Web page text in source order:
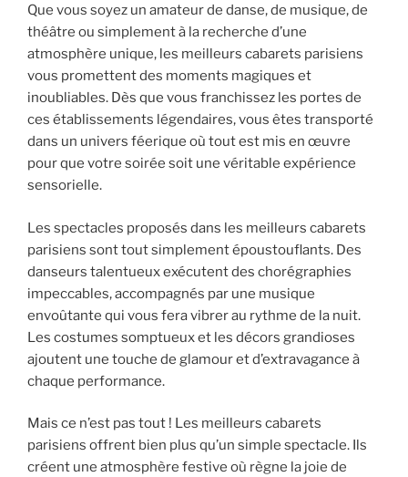
Que vous soyez un amateur de danse, de musique, de
théâtre ou simplement à la recherche d’une
atmosphère unique, les meilleurs cabarets parisiens
vous promettent des moments magiques et
inoubliables. Dès que vous franchissez les portes de
ces établissements légendaires, vous êtes transporté
dans un univers féerique où tout est mis en œuvre
pour que votre soirée soit une véritable expérience
sensorielle.
Les spectacles proposés dans les meilleurs cabarets
parisiens sont tout simplement époustouflants. Des
danseurs talentueux exécutent des chorégraphies
impeccables, accompagnés par une musique
envoûtante qui vous fera vibrer au rythme de la nuit.
Les costumes somptueux et les décors grandioses
ajoutent une touche de glamour et d’extravagance à
chaque performance.
Mais ce n’est pas tout ! Les meilleurs cabarets
parisiens offrent bien plus qu’un simple spectacle. Ils
créent une atmosphère festive où règne la joie de